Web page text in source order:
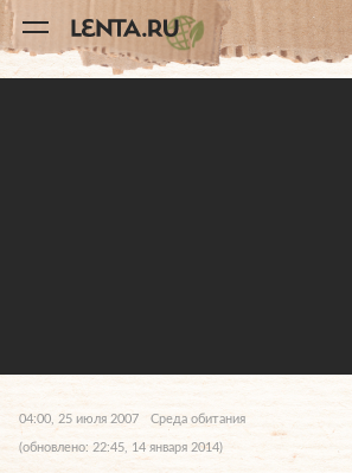
A
11
04:00, 25 июля 2007 Среда обитания
(обновлено: 22:45, 14 января 2014)